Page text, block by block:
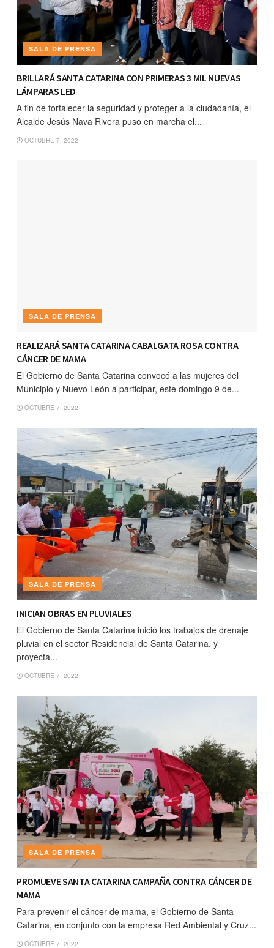
SALA DE PRENSA
BRILLARÁ SANTA CATARINA CON PRIMERAS 3 MIL NUEVAS
LÁMPARAS LED
A fin de fortalecer la seguridad y proteger a la ciudadanía, el
Alcalde Jesús Nava Rivera puso en marcha el...
OCTUBRE 7, 2022
SALA DE PRENSA
REALIZARÁ SANTA CATARINA CABALGATA ROSA CONTRA
CÁNCER DE MAMA
El Gobierno de Santa Catarina convocó a las mujeres del
Municipio y Nuevo León a participar, este domingo 9 de...
OCTUBRE 7, 2022
SALA DE PRENSA
INICIAN OBRAS EN PLUVIALES
El Gobierno de Santa Catarina inició los trabajos de drenaje
pluvial en el sector Residencial de Santa Catarina, y
proyecta...
OCTUBRE 7, 2022
SALA DE PRENSA
PROMUEVE SANTA CATARINA CAMPAÑA CONTRA CÁNCER DE
MAMA
Para prevenir el cáncer de mama, el Gobierno de Santa
Catarina, en conjunto con la empresa Red Ambiental y Cruz...
OCTUBRE 7, 2022